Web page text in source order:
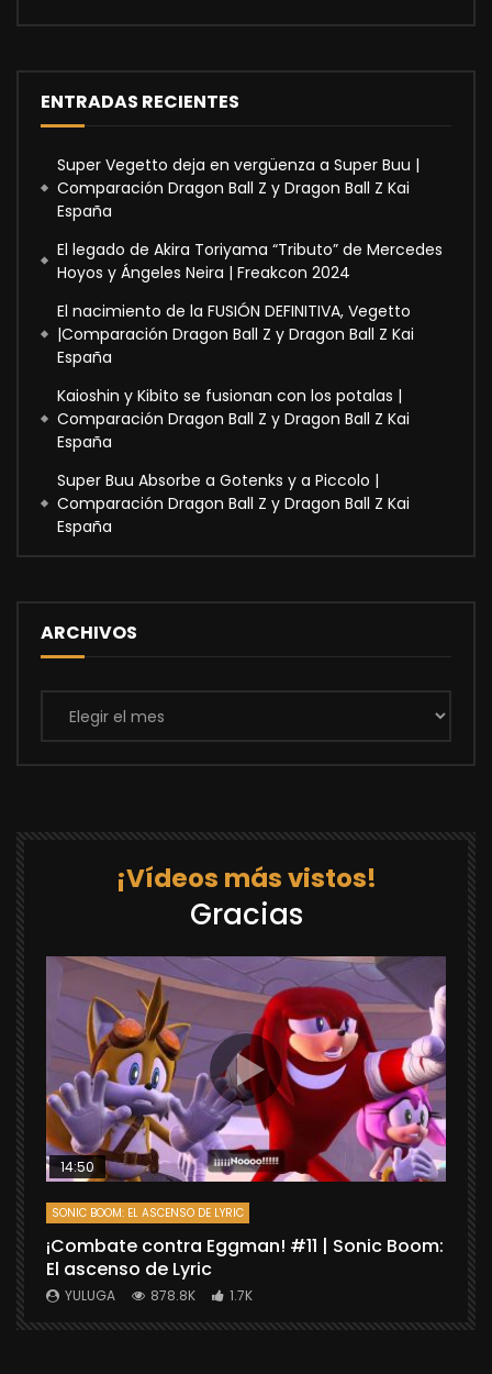
ENTRADAS RECIENTES
Super Vegetto deja en vergüenza a Super Buu |
Comparación Dragon Ball Z y Dragon Ball Z Kai
España
El legado de Akira Toriyama “Tributo” de Mercedes
Hoyos y Ángeles Neira | Freakcon 2024
El nacimiento de la FUSIÓN DEFINITIVA, Vegetto
|Comparación Dragon Ball Z y Dragon Ball Z Kai
España
Kaioshin y Kibito se fusionan con los potalas |
Comparación Dragon Ball Z y Dragon Ball Z Kai
España
Super Buu Absorbe a Gotenks y a Piccolo |
Comparación Dragon Ball Z y Dragon Ball Z Kai
España
ARCHIVOS
Archivos
¡Vídeos más vistos!
Gracias
14:50
SONIC BOOM: EL ASCENSO DE LYRIC
¡Combate contra Eggman! #11 | Sonic Boom:
El ascenso de Lyric
YULUGA 878.8K 1.7K